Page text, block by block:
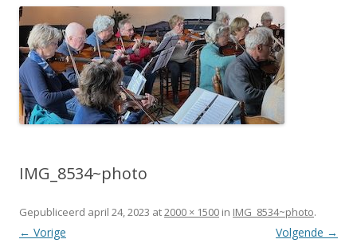
IMG_8534~photo
Gepubliceerd april 24, 2023 at2000 × 1500 in IMG_8534~photo.
← Vorige Volgende →